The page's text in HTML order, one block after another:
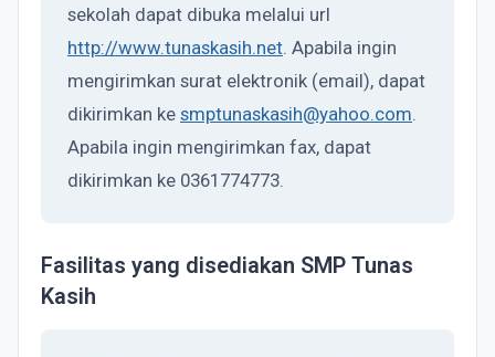
sekolah dapat dibuka melalui url
http://www.tunaskasih.net. Apabila ingin
mengirimkan surat elektronik (email), dapat
dikirimkan ke smptunaskasih@yahoo.com.
Apabila ingin mengirimkan fax, dapat
dikirimkan ke 0361774773.
Fasilitas yang disediakan SMP Tunas
Kasih